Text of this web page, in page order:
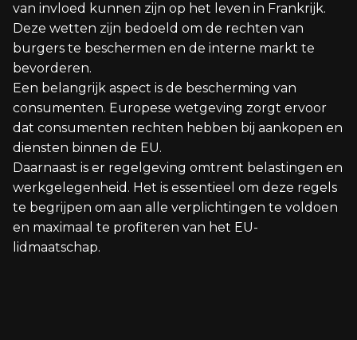
van invloed kunnen zijn op het leven in Frankrijk.
Deze wetten zijn bedoeld om de rechten van
burgers te beschermen en de interne markt te
bevorderen.
Een belangrijk aspect is de bescherming van
consumenten. Europese wetgeving zorgt ervoor
dat consumenten rechten hebben bij aankopen en
diensten binnen de EU.
Daarnaast is er regelgeving omtrent belastingen en
werkgelegenheid. Het is essentieel om deze regels
te begrijpen om aan alle verplichtingen te voldoen
en maximaal te profiteren van het EU-
lidmaatschap.